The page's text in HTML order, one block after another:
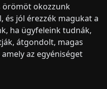
örömöt okozzunk
jól érezzék magukat a
ha ügyfeleink tudnák,
átgondolt, magas
az egyéniséget